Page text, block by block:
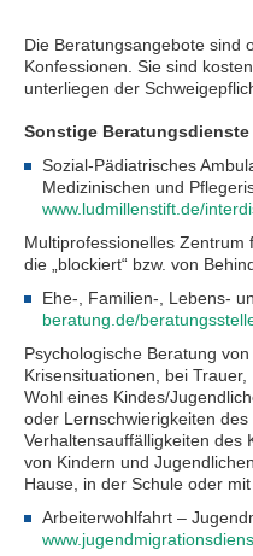
Die Beratungsangebote sind
Konfessionen. Sie sind
unterliegen der
Sonstige Beratungsdienste
Sozial-Pädiatrisches
Medizinischen und
www.ludmillenstift.de/
Multiprofessionelles Zentrum
die „blockiert“ bzw. von
Ehe-, Familien-, Lebens-
beratung.de/
Psychologische Beratung
Krisensituationen, bei
Wohl eines Kindes/
oder Lernschwierigkeiten
Verhaltensauffälligkeiten des
von Kindern und
Hause, in der Schule oder mit
Arbeiterwohlfahrt –